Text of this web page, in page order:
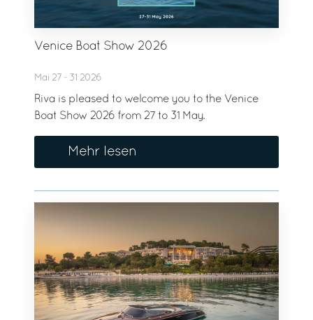
Venice Boat Show 2026
Mai 27 - 31 2026
Riva is pleased to welcome you to the Venice
Boat Show 2026 from 27 to 31 May.
Mehr lesen